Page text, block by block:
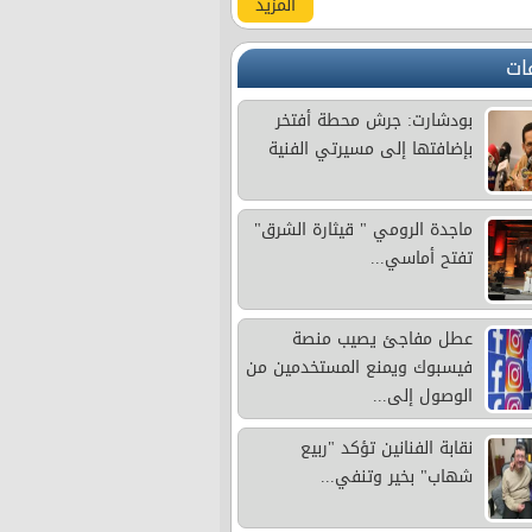
بودشارت: جرش محطة أفتخر
بإضافتها إلى مسيرتي الفنية
ماجدة الرومي " قيثارة الشرق"
تفتح أماسي...
عطل مفاجئ يصيب منصة
فيسبوك ويمنع المستخدمين من
الوصول إلى...
نقابة الفنانين تؤكد "ربيع
شهاب" بخير وتنفي...